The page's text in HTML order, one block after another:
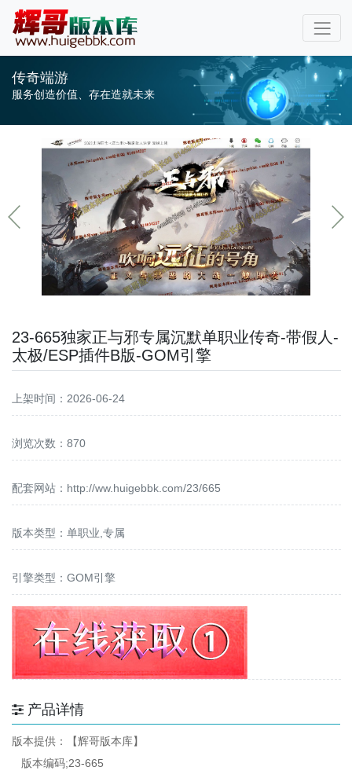
传奇端游
服务创造价值、存在造就未来
23-665独家正与邪专属沉默单职业传奇-带假人-
太极/ESP插件B版-GOM引擎
上架时间：2026-06-24
浏览次数：870
配套网站： http://ww.huigebbk.com/23/665
版本类型：单职业,专属
引擎类型：GOM引擎
产品详情
版本提供：【辉哥版本库】
版本编码;23-665